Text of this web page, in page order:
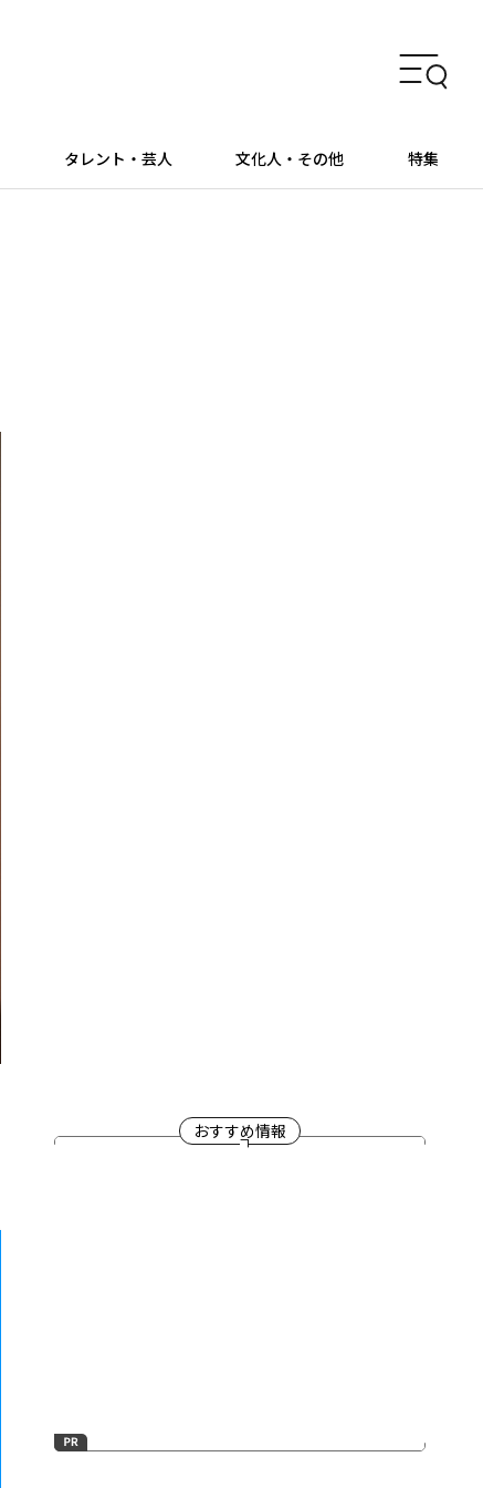
タレント・芸人 文化人・その他 特集
おすすめ情報